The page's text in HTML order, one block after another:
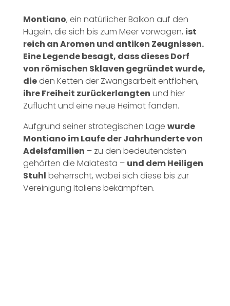
Montiano, ein natürlicher Balkon auf den
Hügeln, die sich bis zum Meer vorwagen, ist
reich an Aromen und antiken Zeugnissen.
Eine Legende besagt, dass dieses Dorf
von römischen Sklaven gegründet wurde,
dieden Ketten der Zwangsarbeit entflohen,
ihre Freiheit zurückerlangten und hier
Zuflucht und eine neue Heimat fanden.
Aufgrund seiner strategischen Lage wurde
Montiano im Laufe der Jahrhunderte von
Adelsfamilien – zu den bedeutendsten
gehörten die Malatesta – und dem Heiligen
Stuhl beherrscht, wobei sich diese bis zur
Vereinigung Italiens bekämpften.